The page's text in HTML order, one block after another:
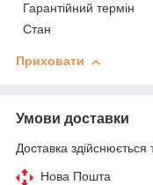
Гарантійний термін
Стан
Приховати
Умови доставки
Доставка здійснюється
Нова Пошта